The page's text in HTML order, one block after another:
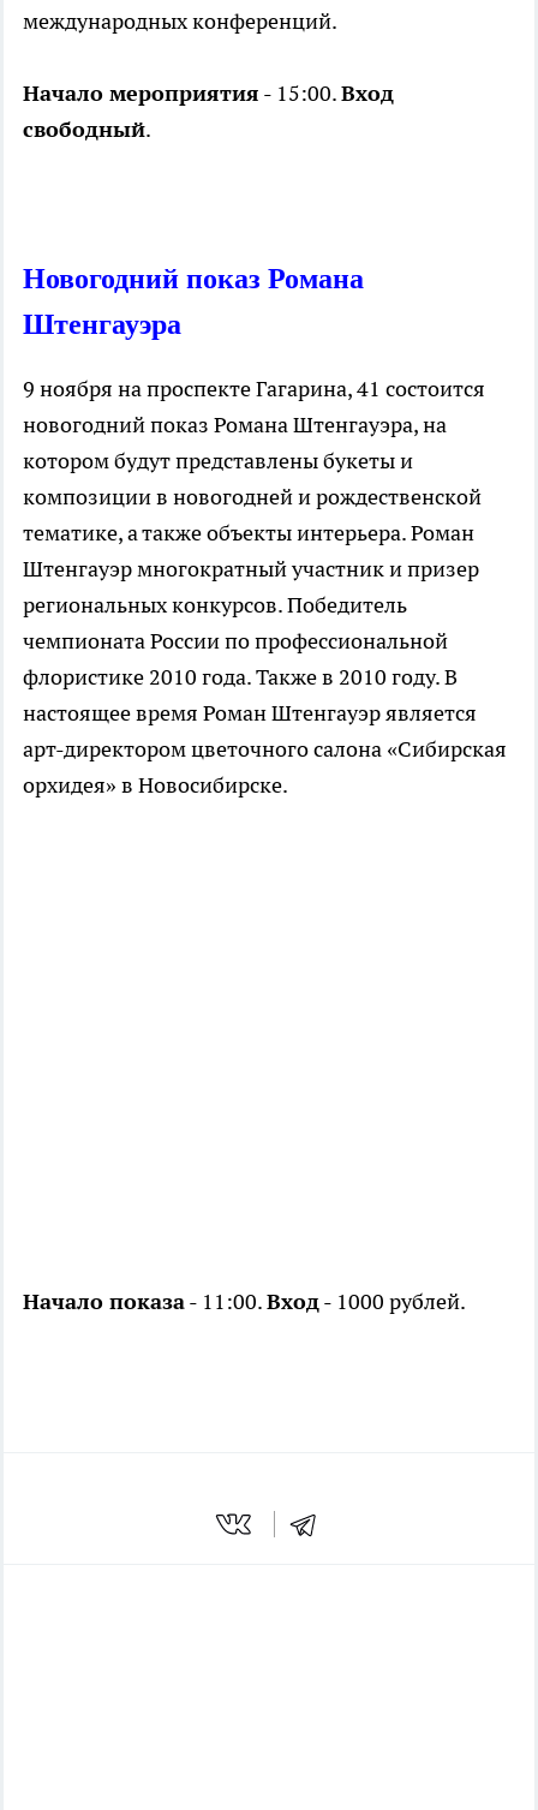
международных конференций.
Начало мероприятия - 15:00.Вход
свободный.
Новогодний показ Романа
Штенгауэра
9 ноября на проспекте Гагарина, 41 состоится
новогодний показ Романа Штенгауэра, на
котором будут представлены букеты и
композиции в новогодней и рождественской
тематике, а также объекты интерьера. Роман
Штенгауэр многократный участник и призер
региональных конкурсов. Победитель
чемпионата России по профессиональной
флористике 2010 года. Также в 2010 году. В
настоящее время Роман Штенгауэр является
арт-директором цветочного салона «Сибирская
орхидея» в Новосибирске.
Начало показа- 11:00.Вход- 1000 рублей.